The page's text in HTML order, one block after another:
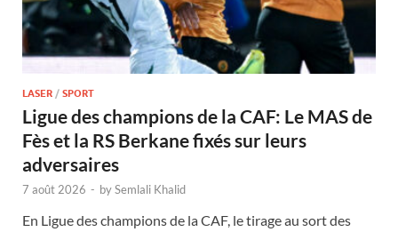
LASER / SPORT
Ligue des champions de la CAF: Le MAS de
Fès et la RS Berkane fixés sur leurs
adversaires
7 août 2026 - bySemlali Khalid
En Ligue des champions de la CAF, le tirage au sort des